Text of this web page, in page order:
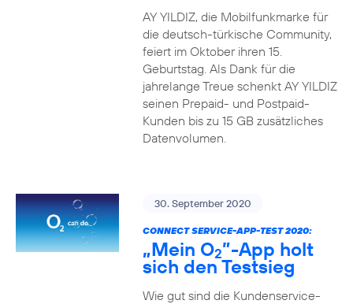
AY YILDIZ, die Mobilfunkmarke für
die deutsch-türkische Community,
feiert im Oktober ihren 15.
Geburtstag. Als Dank für die
jahrelange Treue schenkt AY YILDIZ
seinen Prepaid- und Postpaid-
Kunden bis zu 15 GB zusätzliches
Datenvolumen.
30. September 2020
CONNECT SERVICE-APP-TEST 2020:
„Mein O2”-App holt
sich den Testsieg
Wie gut sind die Kundenservice-